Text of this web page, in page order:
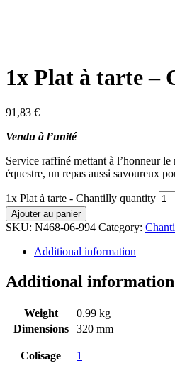
1x Plat à tarte –
91,83 €
Vendu à l’unité
Service raffiné mettant à l’honneur
équestre, un repas aussi savoureux
1x Plat à tarte - Chantilly quantity
Ajouter au panier
SKU: N468-06-994 Category:
Additional information
Additional information
Weight
0.99 kg
Dimensions
320 mm
Colisage 1